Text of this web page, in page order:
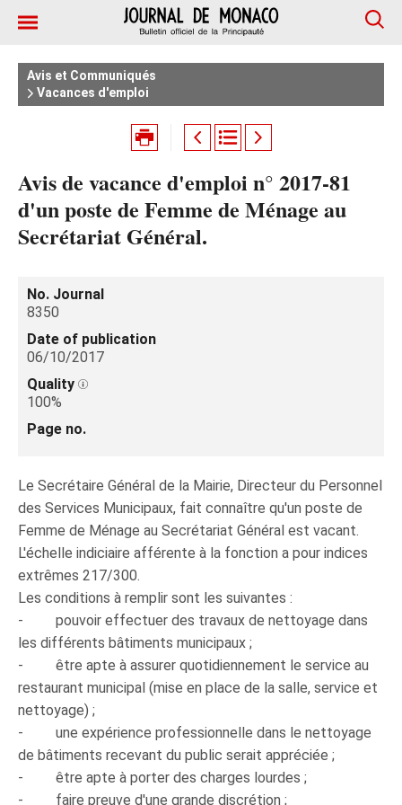
Avis et Communiqués
Vacances d'emploi
Avis de vacance d'emploi n° 2017-81
d'un poste de Femme de Ménage au
Secrétariat Général.
No. Journal
8350
Date of publication
06/10/2017
Quality
100%
Page no.
Le Secrétaire Général de la Mairie, Directeur du Personnel
des Services Municipaux, fait connaître qu'un poste de
Femme de Ménage au Secrétariat Général est vacant.
L'échelle indiciaire afférente à la fonction a pour indices
extrêmes 217/300.
Les conditions à remplir sont les suivantes :
- pouvoir effectuer des travaux de nettoyage dans
les différents bâtiments municipaux ;
- être apte à assurer quotidiennement le service au
restaurant municipal (mise en place de la salle, service et
nettoyage) ;
- une expérience professionnelle dans le nettoyage
de bâtiments recevant du public serait appréciée ;
- être apte à porter des charges lourdes ;
- faire preuve d'une grande discrétion ;